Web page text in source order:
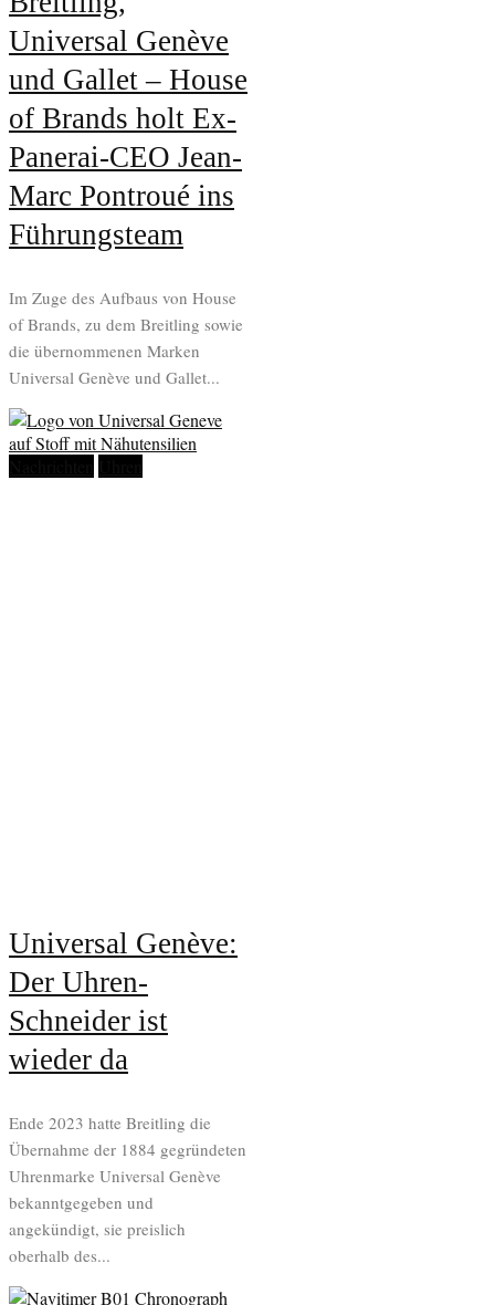
Universal Genève
und Gallet – House
of Brands holt Ex-
Panerai-CEO Jean-
Marc Pontroué ins
Führungsteam
Im Zuge des Aufbaus von House
of Brands, zu dem Breitling sowie
die übernommenen Marken
Universal Genève und Gallet...
Universal Genève:
Der Uhren-
Schneider ist
wieder da
Ende 2023 hatte Breitling die
Übernahme der 1884 gegründeten
Uhrenmarke Universal Genève
bekanntgegeben und
angekündigt, sie preislich
oberhalb des...